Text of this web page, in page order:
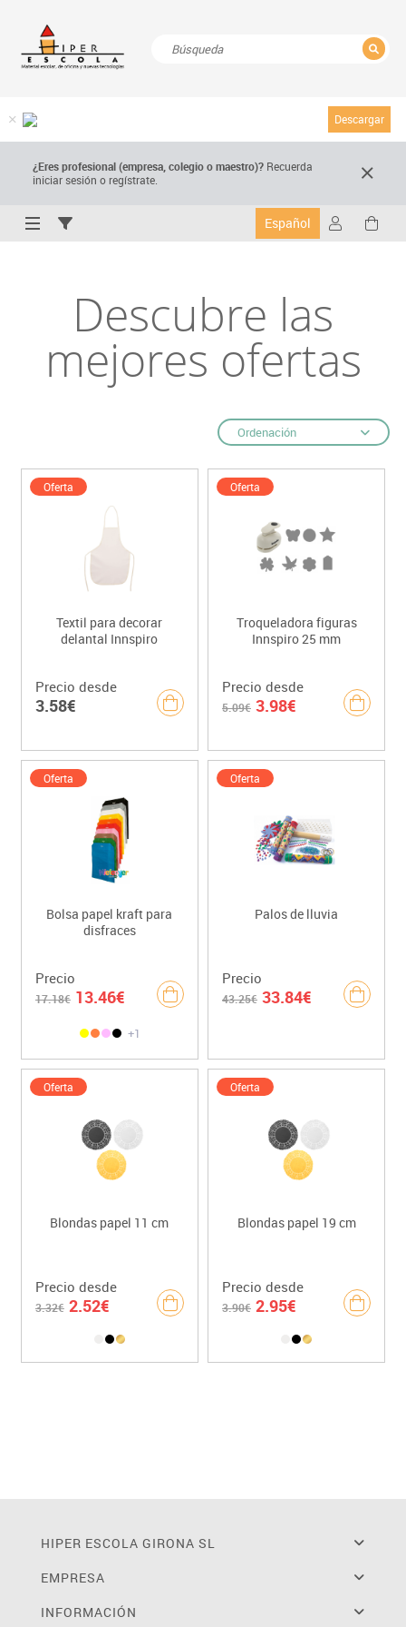
Descargar
¿Eres profesional (empresa, colegio o maestro)? Recuerda
iniciar sesión o regístrate.
Español
Descubre las
mejores ofertas
Ordenación
Oferta
Textil para decorar
delantal Innspiro
Precio desde
3.58€
Oferta
Troqueladora figuras
Innspiro 25 mm
Precio desde
5.09€ 3.98€
Oferta
Bolsa papel kraft para
disfraces
Precio
17.18€ 13.46€
+1
Oferta
Palos de lluvia
Precio
43.25€ 33.84€
Oferta
Blondas papel 11 cm
Precio desde
3.32€ 2.52€
Oferta
Blondas papel 19 cm
Precio desde
3.90€ 2.95€
HIPER ESCOLA GIRONA SL
EMPRESA
INFORMACIÓN